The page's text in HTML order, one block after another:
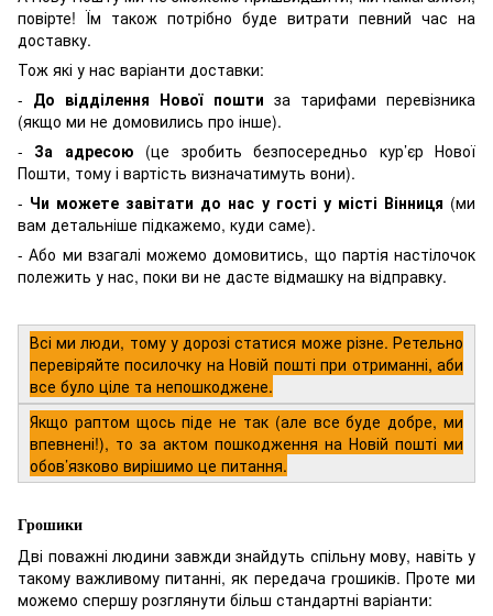
повірте! Їм також потрібно буде витрати певний час на
доставку.
Тож які у нас варіанти доставки:
- До відділення Нової пошти за тарифами перевізника
(якщо ми не домовились про інше).
- За адресою (це зробить безпосередньо кур’єр Нової
Пошти, тому і вартість визначатимуть вони).
- Чи можете завітати до нас у гості у місті Вінниця (ми
вам детальніше підкажемо, куди саме).
- Або ми взагалі можемо домовитись, що партія настілочок
полежить у нас, поки ви не дасте відмашку на відправку.
Всі ми люди, тому у дорозі статися може різне. Ретельно
перевіряйте посилочку на Новій пошті при отриманні, аби
все було ціле та непошкоджене.
Якщо раптом щось піде не так (але все буде добре, ми
впевнені!), то за актом пошкодження на Новій пошті ми
обов’язково вирішимо це питання.
Грошики
Дві поважні людини завжди знайдуть спільну мову, навіть у
такому важливому питанні, як передача грошиків. Проте ми
можемо спершу розглянути більш стандартні варіанти: